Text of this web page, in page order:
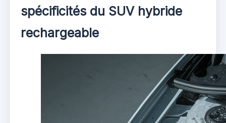
spécificités du SUV hybride
rechargeable